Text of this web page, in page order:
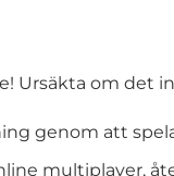
Ursäkta om det
genom att
multiplayer,